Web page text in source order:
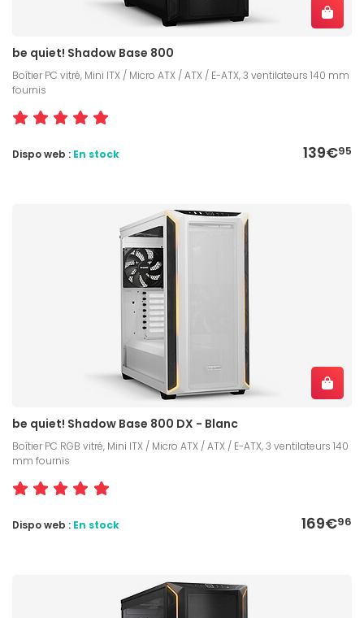
be quiet! Shadow Base 800
Boîtier PC vitré, Mini ITX / Micro ATX / ATX / E-ATX, 3 ventilateurs 140 mm
fournis
139€95
Dispo web : En stock
be quiet! Shadow Base 800 DX - Blanc
Boîtier PC RGB vitré, Mini ITX / Micro ATX / ATX / E-ATX, 3 ventilateurs 140
mm fournis
169€96
Dispo web : En stock